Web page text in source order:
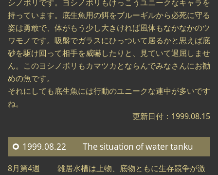
シノボリです。ヨシノボリもけっこうユニークなキャラを
持っています。底生魚用の餌をブルーギルから必死に守る
姿は勇敢で、体がもう少し大きければ風体もなかなかのツ
ワモノです。吸盤でガラスにひっついて居るかと思えば底
砂を駆け回って相手を威嚇したりと、見ていて退屈しませ
ん。このヨシノボリもカマツカとならんでみなさんにお勧
めの魚です。
それにしても底生魚には行動のユニークな連中が多いです
ね。
更新日付：1999.08.15
1999.08.22 The situation of water tanku
8月第4週 雑居水槽は上物、底物ともに生存競争が激